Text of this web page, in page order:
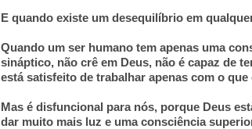
E quando existe um desequilíbrio em
Quando um ser humano tem apenas uma
sináptico, não crê em Deus, não é capaz de
está satisfeito de trabalhar apenas com o
Mas é disfuncional para nós, porque Deus
dar muito mais luz e uma consciência